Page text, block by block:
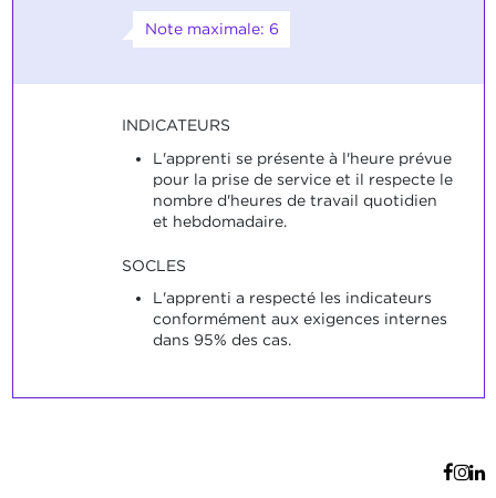
Note maximale: 6
INDICATEURS
L'apprenti se présente à l'heure prévue
pour la prise de service et il respecte le
nombre d'heures de travail quotidien
et hebdomadaire.
SOCLES
L'apprenti a respecté les indicateurs
conformément aux exigences internes
dans 95% des cas.